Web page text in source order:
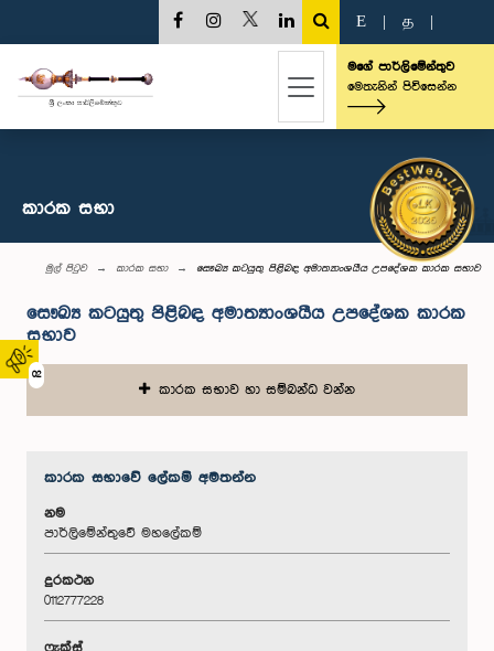
02
E த
මගේ පාර්ලිමේන්තුව
මෙතැනින් පිවිසෙන්න
කාරක සභා
මුල් පිටුව කාරක සභා සෞඛ්‍ය කටයුතු පිළිබඳ අමාත්‍යාංශයීය උපදේශක කාරක සභාව
සෞඛ්‍ය කටයුතු පිළිබඳ අමාත්‍යාංශයීය උපදේශක කාරක
සභාව
කාරක සභාව හා සම්බන්ධ වන්න
කාරක සභා‌වේ ලේකම් අමතන්න
නම
පාර්ලිමේන්තුවේ මහලේකම්
දුරකථන
0112777228